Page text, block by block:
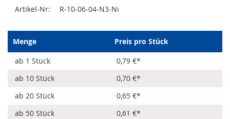
Anfang
Bildergalerie
springen
Artikel-Nr: R-10-06-04-N3-Ni
Menge
Preis pro Stück
ab 1 Stück
0,79 €*
ab 10 Stück
0,70 €*
ab 20 Stück
0,65 €*
ab 50 Stück
0,61 €*